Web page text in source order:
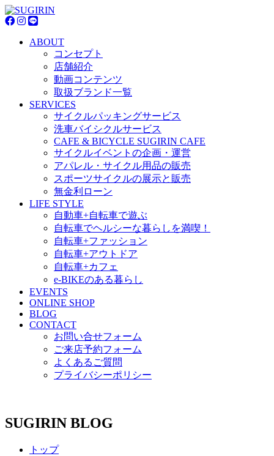
ABOUT
コンセプト
店舗紹介
動画コンテンツ
取扱ブランド一覧
SERVICES
サイクルパッキングサービス
洗車バイシクルサービス
CAFE & BICYCLE SUGIRIN CAFE
サイクルイベントの企画・運営
アパレル・サイクル用品の販売
スポーツサイクルの展示と販売
無金利ローン
LIFE STYLE
自動車+自転車で遊ぶ
自転車でヘルシーな暮らしを満喫！
自転車+ファッション
自転車+アウトドア
自転車+カフェ
e-BIKEのある暮らし
EVENTS
ONLINE SHOP
BLOG
CONTACT
お問い合せフォーム
ご来店予約フォーム
よくあるご質問
プライバシーポリシー
SUGIRIN BLOG
トップ